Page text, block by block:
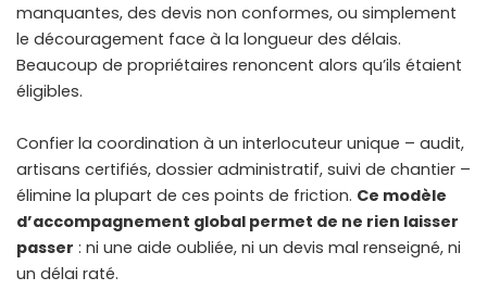
manquantes, des devis non conformes, ou simplement
le découragement face à la longueur des délais.
Beaucoup de propriétaires renoncent alors qu’ils étaient
éligibles.
Confier la coordination à un interlocuteur unique – audit,
artisans certifiés, dossier administratif, suivi de chantier –
élimine la plupart de ces points de friction. Ce modèle
d’accompagnement global permet de ne rien laisser
passer : ni une aide oubliée, ni un devis mal renseigné, ni
un délai raté.